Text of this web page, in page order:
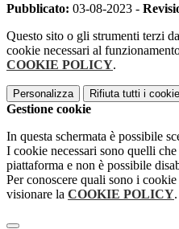
Pubblicato: 03-08-2023 -
Questo sito o gli strumenti terzi
cookie necessari al
COOKIE POLICY.
Personalizza Rifiuta tutti i
Gestione cookie
In questa schermata è possibile
I cookie necessari sono quelli
piattaforma e non è possibile
Per conoscere quali sono i
visionare la COOKIE POLICY.